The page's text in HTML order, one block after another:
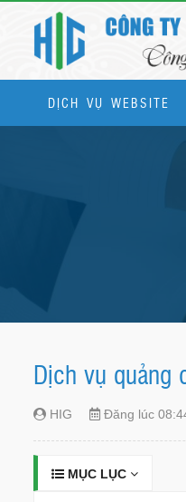
DỊCH VỤ WEBSITE
Dịch vụ quảng
HIG Đăng lúc
MỤC LỤC